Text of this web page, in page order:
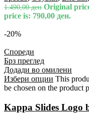
1.490,00ден Original
price is: 790,00 ден.
-20%
Спореди
Брз преглед
Додади во омилени
Избери опции This
be chosen on the product
Kappa Slides Logo